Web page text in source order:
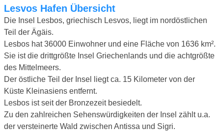
Lesvos Hafen Übersicht
Die Insel Lesbos, griechisch Lesvos, liegt im nordöstlichen
Teil der Ägäis.
Lesbos hat 36000 Einwohner und eine Fläche von 1636 km².
Sie ist die drittgrößte Insel Griechenlands und die achtgrößte
des Mittelmeers.
Der östliche Teil der Insel liegt ca. 15 Kilometer von der
Küste Kleinasiens entfernt.
Lesbos ist seit der Bronzezeit besiedelt.
Zu den zahlreichen Sehenswürdigkeiten der Insel zählt u.a.
der versteinerte Wald zwischen Antissa und Sigri.